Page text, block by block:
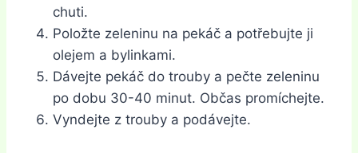
chuti.
Položte zeleninu na pekáč a potřebujte ji
olejem a bylinkami.
Dávejte pekáč do trouby a pečte zeleninu
po dobu 30-40 minut. Občas promíchejte.
Vyndejte z trouby a podávejte.